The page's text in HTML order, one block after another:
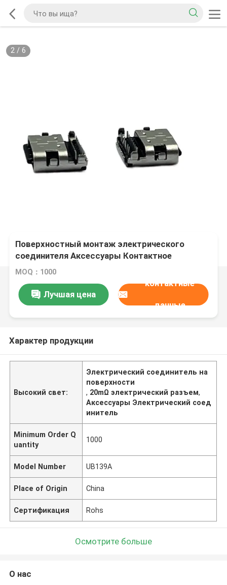
2/ 6
Поверхностный монтаж электрического
соединителя Аксессуары Контактное
сопротивление 20mΩ Макс
MOQ：1000
Лучшая цена
контактные
данные
Характер продукции
Высокий свет:
Электрический соединитель на
поверхности
, 20mΩ электрический разъем,
Аксессуары Электрический соед
инитель
Minimum Order Q
uantity
1000
Model Number UB139A
Place of Origin China
Сертификация Rohs
Осмотрите больше
О нас